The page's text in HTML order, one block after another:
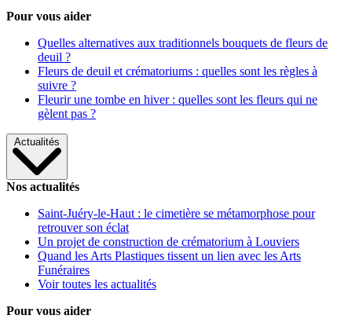
Pour vous aider
Quelles alternatives aux traditionnels bouquets de fleurs de
deuil ?
Fleurs de deuil et crématoriums : quelles sont les règles à
suivre ?
Fleurir une tombe en hiver : quelles sont les fleurs qui ne
gèlent pas ?
Actualités
Nos actualités
Saint-Juéry-le-Haut : le cimetière se métamorphose pour
retrouver son éclat
Un projet de construction de crématorium à Louviers
Quand les Arts Plastiques tissent un lien avec les Arts
Funéraires
Voir toutes les actualités
Pour vous aider